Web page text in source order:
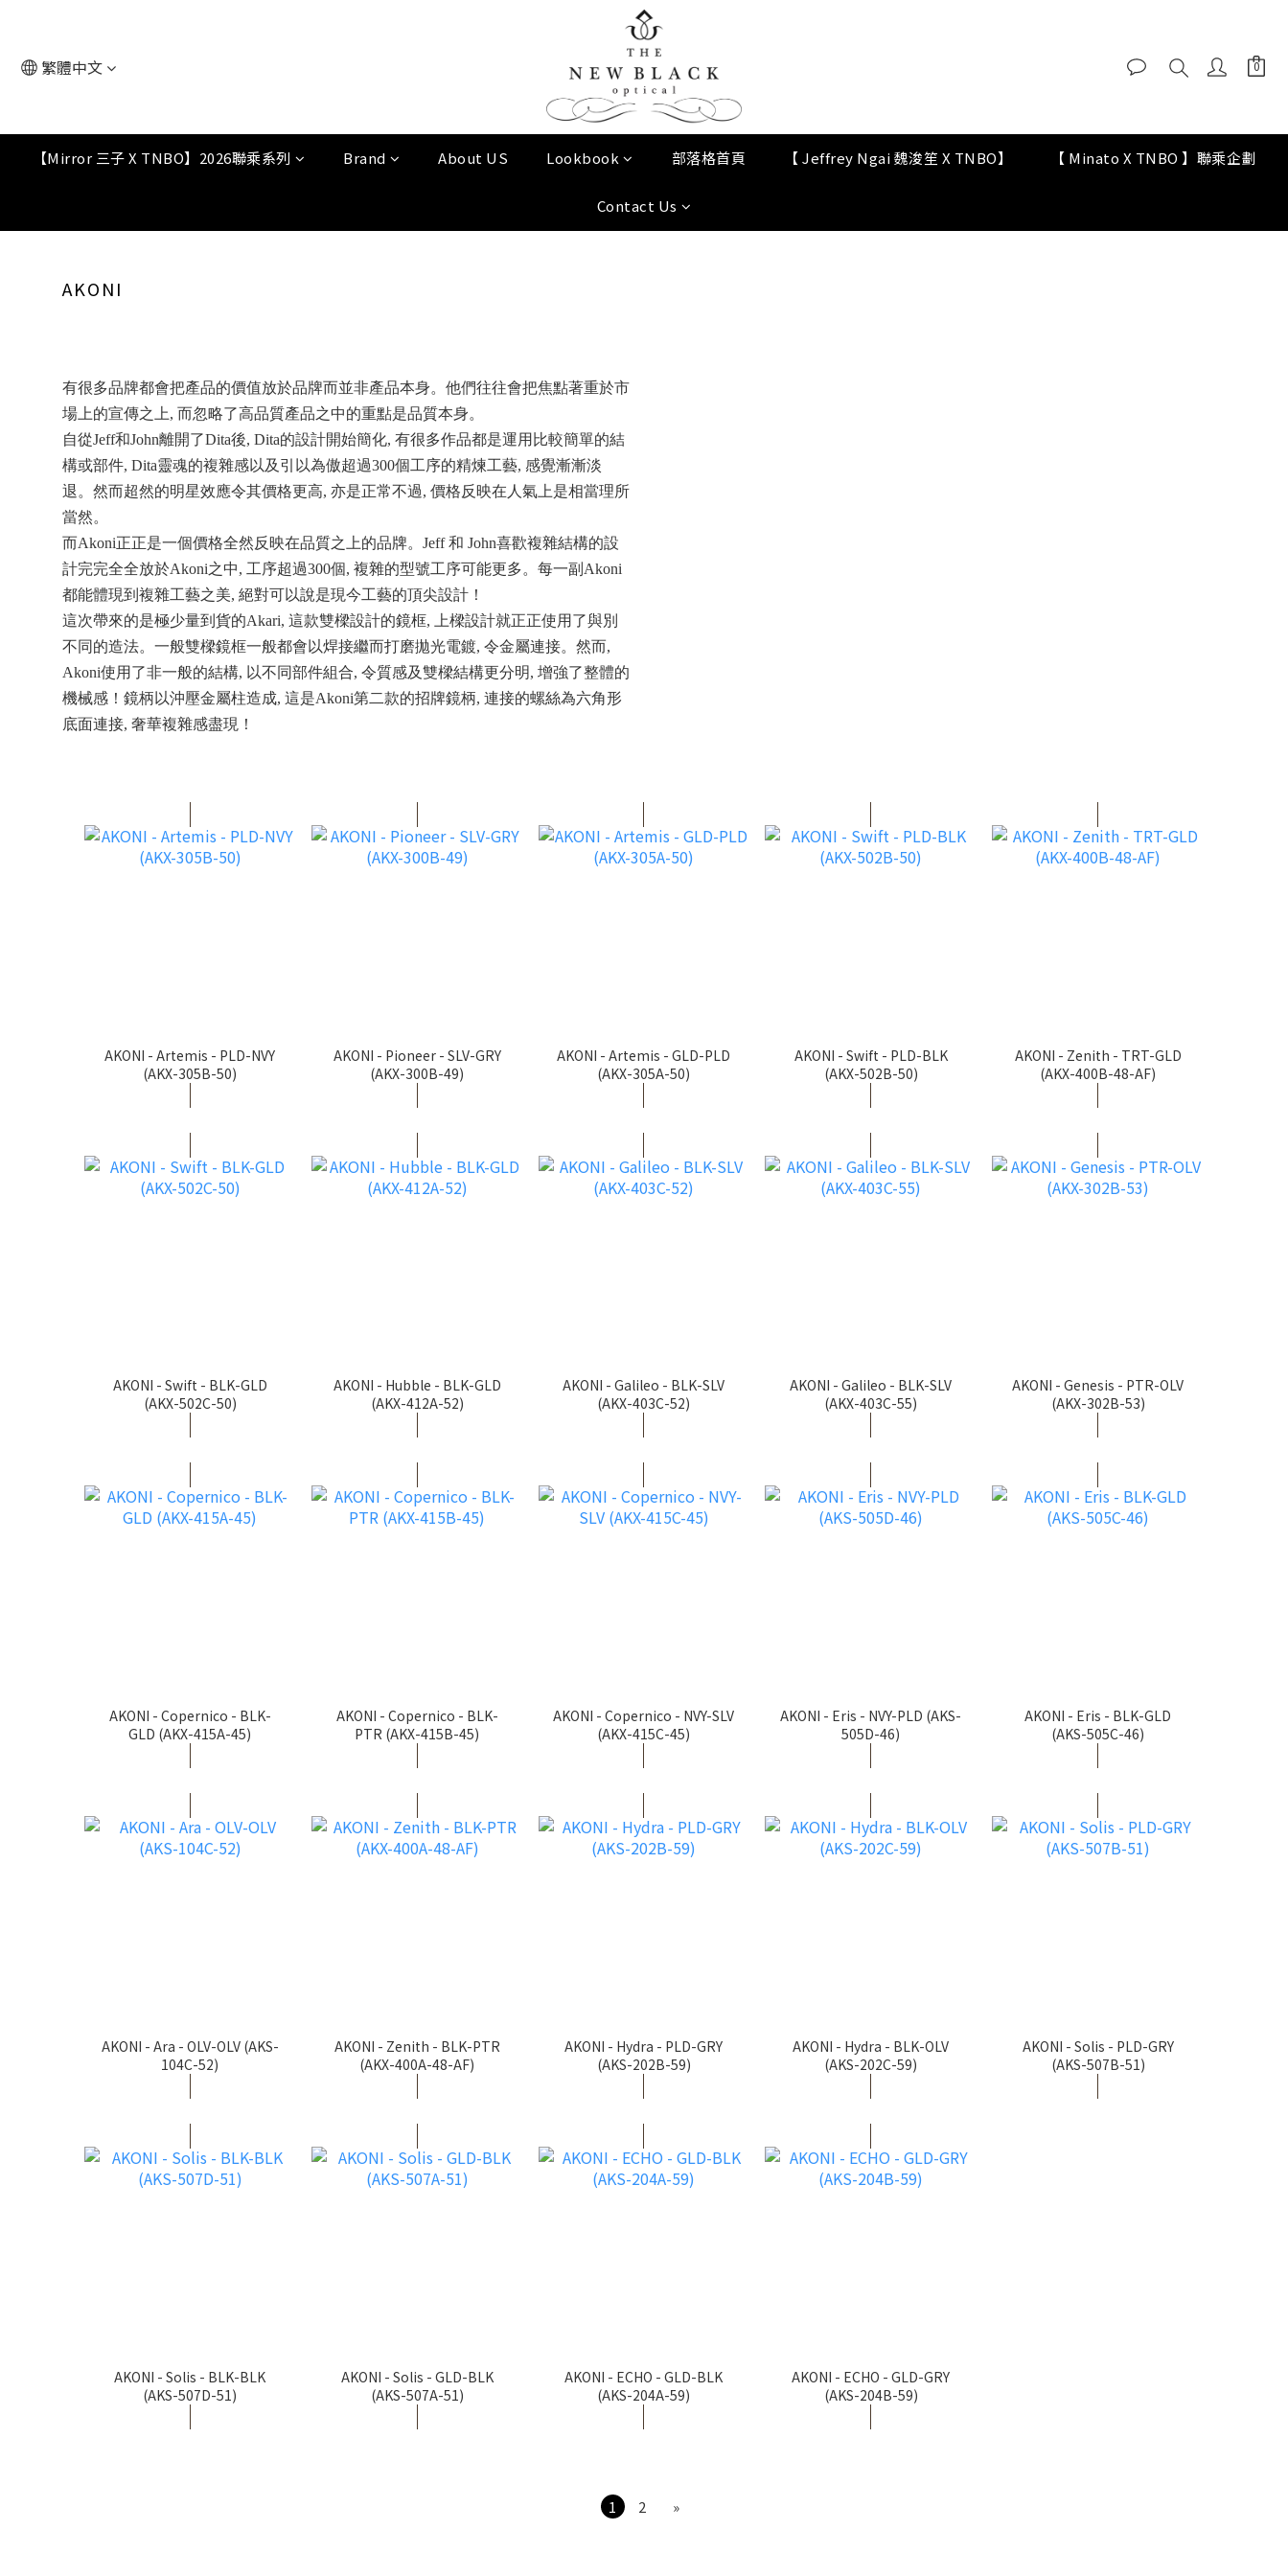
繁體中文
【Mirror 三子 X TNBO】2026聯乘系列 Brand About US Lookbook 部落格首頁 【 Jeffrey Ngai 魏浚笙 X TNBO】 【 Minato X TNBO 】聯乘企劃
Contact Us
AKONI
有很多品牌都會把產品的價值放於品牌而並非產品本身。他們往往會把焦點著重於市
場上的宣傳之上, 而忽略了高品質產品之中的重點是品質本身。
自從Jeff和John離開了Dita後, Dita的設計開始簡化, 有很多作品都是運用比較簡單的結
構或部件, Dita靈魂的複雜感以及引以為傲超過300個工序的精煉工藝, 感覺漸漸淡
退。然而超然的明星效應令其價格更高, 亦是正常不過, 價格反映在人氣上是相當理所
當然。
而Akoni正正是一個價格全然反映在品質之上的品牌。Jeff 和 John喜歡複雜結構的設
計完完全全放於Akoni之中, 工序超過300個, 複雜的型號工序可能更多。每一副Akoni
都能體現到複雜工藝之美, 絕對可以說是現今工藝的頂尖設計！
這次帶來的是極少量到貨的Akari, 這款雙樑設計的鏡框, 上樑設計就正正使用了與別
不同的造法。一般雙樑鏡框一般都會以焊接繼而打磨拋光電鍍, 令金屬連接。然而,
Akoni使用了非一般的結構, 以不同部件組合, 令質感及雙樑結構更分明, 增強了整體的
機械感！鏡柄以沖壓金屬柱造成, 這是Akoni第二款的招牌鏡柄, 連接的螺絲為六角形
底面連接, 奢華複雜感盡現！
AKONI - Artemis - PLD-NVY
(AKX-305B-50)
AKONI - Pioneer - SLV-GRY
(AKX-300B-49)
AKONI - Artemis - GLD-PLD
(AKX-305A-50)
AKONI - Swift - PLD-BLK
(AKX-502B-50)
AKONI - Zenith - TRT-GLD
(AKX-400B-48-AF)
AKONI - Swift - BLK-GLD
(AKX-502C-50)
AKONI - Hubble - BLK-GLD
(AKX-412A-52)
AKONI - Galileo - BLK-SLV
(AKX-403C-52)
AKONI - Galileo - BLK-SLV
(AKX-403C-55)
AKONI - Genesis - PTR-OLV
(AKX-302B-53)
AKONI - Copernico - BLK-
GLD (AKX-415A-45)
AKONI - Copernico - BLK-
PTR (AKX-415B-45)
AKONI - Copernico - NVY-SLV
(AKX-415C-45)
AKONI - Eris - NVY-PLD (AKS-
505D-46)
AKONI - Eris - BLK-GLD
(AKS-505C-46)
AKONI - Ara - OLV-OLV (AKS-
104C-52)
AKONI - Zenith - BLK-PTR
(AKX-400A-48-AF)
AKONI - Hydra - PLD-GRY
(AKS-202B-59)
AKONI - Hydra - BLK-OLV
(AKS-202C-59)
AKONI - Solis - PLD-GRY
(AKS-507B-51)
AKONI - Solis - BLK-BLK
(AKS-507D-51)
AKONI - Solis - GLD-BLK
(AKS-507A-51)
AKONI - ECHO - GLD-BLK
(AKS-204A-59)
AKONI - ECHO - GLD-GRY
(AKS-204B-59)
1 2 »